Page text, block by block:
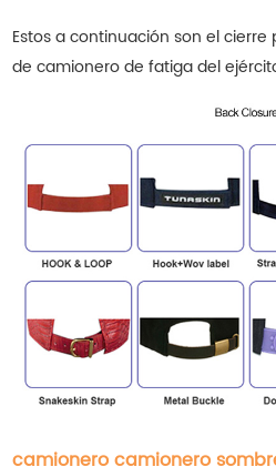
Estos a continuación son el cierre
de camionero de fatiga del
camionero camionero